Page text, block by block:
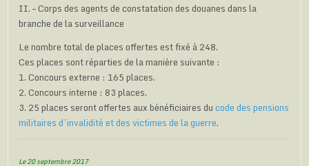
II. – Corps des agents de constatation des douanes dans la
branche de la surveillance
Le nombre total de places offertes est fixé à 248.
Ces places sont réparties de la manière suivante :
1. Concours externe : 165 places.
2. Concours interne : 83 places.
3. 25 places seront offertes aux bénéficiaires ducode des pensions
militaires d’invalidité et des victimes de la guerre.
Le 20 septembre 2017